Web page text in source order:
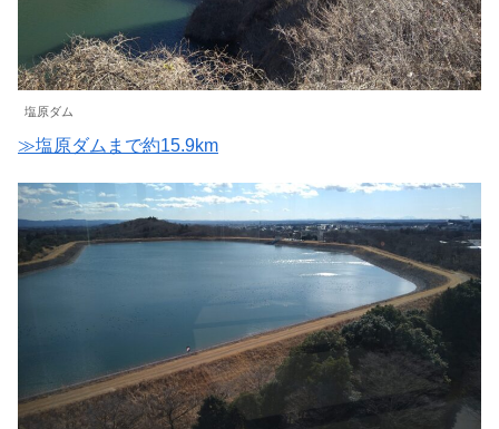
塩原ダム
≫塩原ダムまで約15.9km